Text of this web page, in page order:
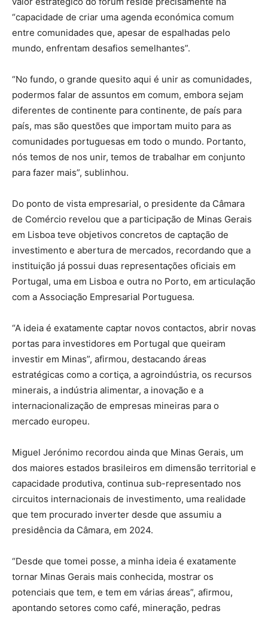
“capacidade de criar uma agenda económica comum
entre comunidades que, apesar de espalhadas pelo
mundo, enfrentam desafios semelhantes”.
“No fundo, o grande quesito aqui é unir as comunidades,
podermos falar de assuntos em comum, embora sejam
diferentes de continente para continente, de país para
país, mas são questões que importam muito para as
comunidades portuguesas em todo o mundo. Portanto,
nós temos de nos unir, temos de trabalhar em conjunto
para fazer mais”, sublinhou.
Do ponto de vista empresarial, o presidente da Câmara
de Comércio revelou que a participação de Minas Gerais
em Lisboa teve objetivos concretos de captação de
investimento e abertura de mercados, recordando que a
instituição já possui duas representações oficiais em
Portugal, uma em Lisboa e outra no Porto, em articulação
com a Associação Empresarial Portuguesa.
“A ideia é exatamente captar novos contactos, abrir novas
portas para investidores em Portugal que queiram
investir em Minas”, afirmou, destacando áreas
estratégicas como a cortiça, a agroindústria, os recursos
minerais, a indústria alimentar, a inovação e a
internacionalização de empresas mineiras para o
mercado europeu.
Miguel Jerónimo recordou ainda que Minas Gerais, um
dos maiores estados brasileiros em dimensão territorial e
capacidade produtiva, continua sub-representado nos
circuitos internacionais de investimento, uma realidade
que tem procurado inverter desde que assumiu a
presidência da Câmara, em 2024.
“Desde que tomei posse, a minha ideia é exatamente
tornar Minas Gerais mais conhecida, mostrar os
potenciais que tem, e tem em várias áreas”, afirmou,
apontando setores como café, mineração, pedras